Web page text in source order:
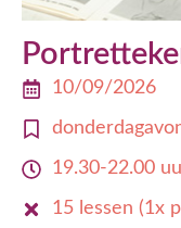
10/09/2026
19.30-22.00
15 lessen (1x